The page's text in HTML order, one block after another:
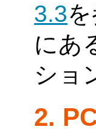
3.3
にあ
ショ
2.